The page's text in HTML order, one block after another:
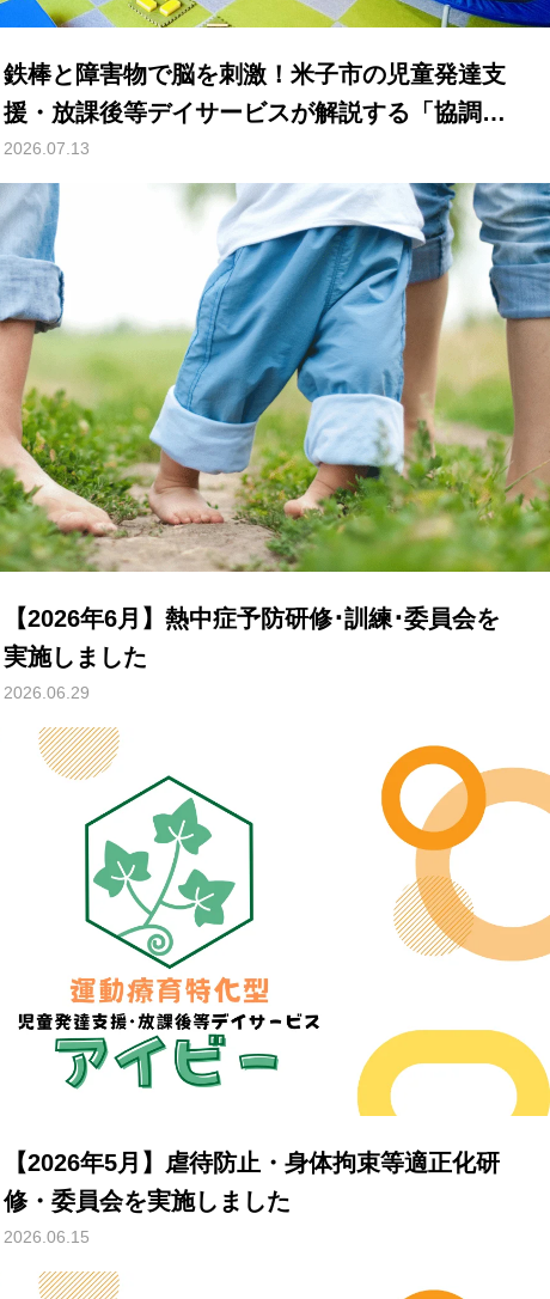
鉄棒と障害物で脳を刺激！米子市の児童発達支
援・放課後等デイサービスが解説する「協調運
動」と「空間認識能力」の秘密
2026.07.13
【2026年6月】熱中症予防研修･訓練･委員会を
実施しました
2026.06.29
【2026年5月】虐待防止・身体拘束等適正化研
修・委員会を実施しました
2026.06.15